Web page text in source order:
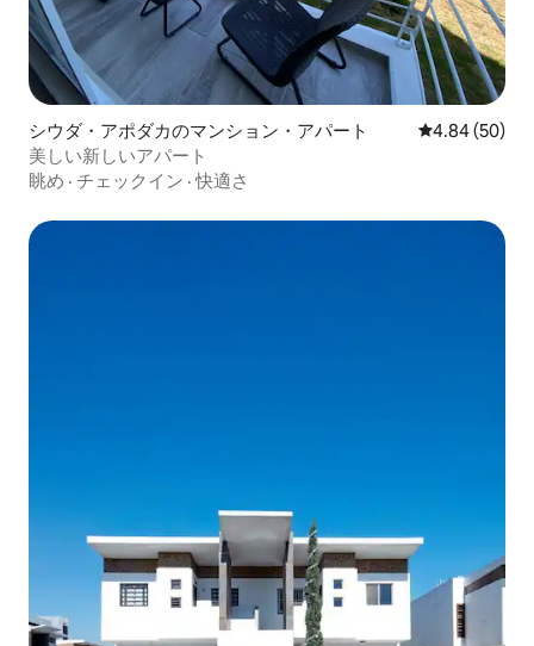
シウダ・アポダカのマンション・アパート レビュー50
4.84 (50)
美しい新しいアパート
眺め · チェックイン ·快適さ